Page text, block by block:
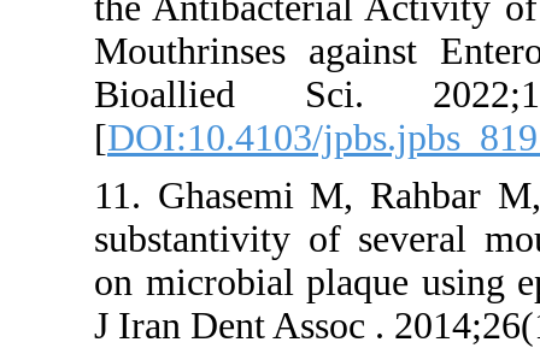
Mouthrinses
Bioallied
[DOI:10.4103/
11. Ghasemi
substantivity
on microbial
J Iran Dent